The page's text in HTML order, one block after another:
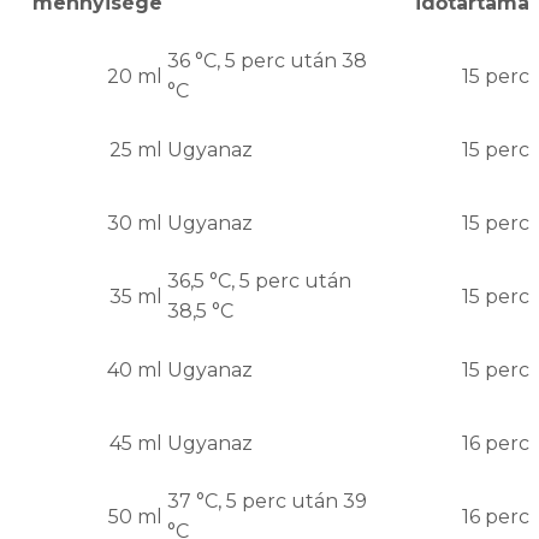
20 ml
36 °C, 5 perc után 38
°C
15 perc
25 ml Ugyanaz 15 perc
30 ml Ugyanaz 15 perc
35 ml
36,5 °C, 5 perc után
38,5 °C
15 perc
40 ml Ugyanaz 15 perc
45 ml Ugyanaz 16 perc
50 ml
37 °C, 5 perc után 39
°C
16 perc